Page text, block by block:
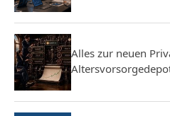
Alles zur neuen